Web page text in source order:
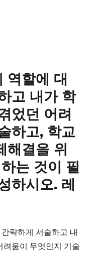
역할에 대
고 내가 학
었던 어려
하고, 학교
해결을 위
는 것이 필
하시오. 레
략하게 서술하고 내
려움이 무엇인지 기술